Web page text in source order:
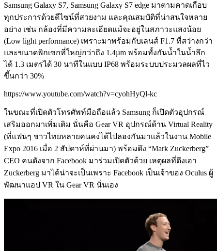
Samsung Galaxy S7, Samsung Galaxy S7 edge มาตามคาดเกือบ
ทุกประการด้วยดีไซน์ที่สวยงาม และคุณสมบัติที่น่าสนใจหลาย
อย่าง เช่น กล้องที่มีความละเอียดแม้จะอยู่ในสภาวะแสงน้อย
(Low light performance) เพราะมาพร้อมกับเลนส์ F1.7 ที่สว่างกว่า
และขนาดพิกเซกที่ใหญ่กว่าถึง 1.4µm พร้อมทั้งกันน้ำในน้ำลึก
ได้ 1.3 เมตรได้ 30 นาทีในแบบ IP68 พร้อมระบบประมวลผลที่ไว
ขึ้นกว่า 30%
https://www.youtube.com/watch?v=cyohHyQl-kc
ในขณะที่เปิดตัวโทรศัพท์มือถือแล้ว Samsung ก็เปิดตัวอุปกรณ์
เสริมออกมาเพิ่มเติม นั่นคือ Gear VR อุปกรณ์ด้าน Virtual Reality
(ที่แฟนๆ ชาวไทยหลายคนคงได้ไปลองกันมาแล้วในงาน Mobile
Expo 2016 เมื่อ 2 สัปดาห์ที่ผ่านมา) พร้อมดึง “Mark Zuckerberg”
CEO คนดังจาก Facebook มาร่วมเปิดตัวด้วย เหตุผลที่ดึงเอา
Zuckerberg มาได้น่าจะเป็นเพราะ Facebook เป็นเจ้าของ Oculus ผู้
พัฒนาแอป VR ใน Gear VR นั่นเอง